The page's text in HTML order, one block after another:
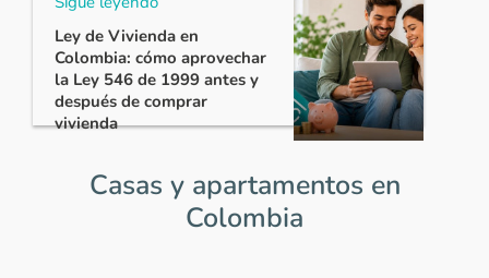
Ley de Vivienda en
Colombia: cómo aprovechar
la Ley 546 de 1999 antes y
después de comprar
vivienda
Casas y apartamentos en
Colombia